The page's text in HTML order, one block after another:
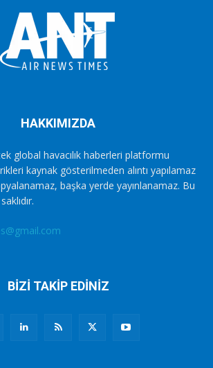
HAKKIMIZDA
global havacılık haberleri platformu
kaynak gösterilmeden alıntı yapılamaz
başka yerde yayınlanamaz. Bu
BİZİ TAKİP EDİNİZ